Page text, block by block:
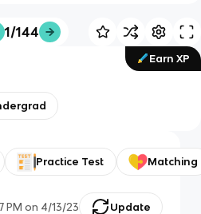
1/144
Earn XP
Practice Test Matching
PM on 4/13/23 Update